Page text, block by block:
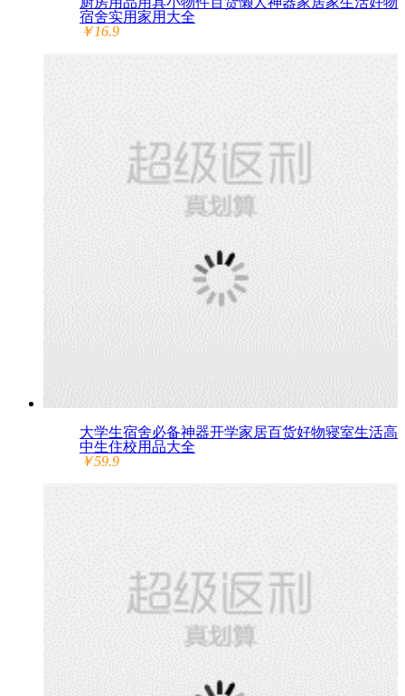
宿舍实用家用大全
￥16.9
大学生宿舍必备神器开学家居百货好物寝室生活高
中生住校用品大全
￥59.9